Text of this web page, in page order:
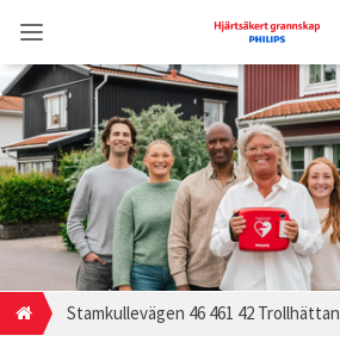
Stamkullevägen 46 461 42 Trollhättan